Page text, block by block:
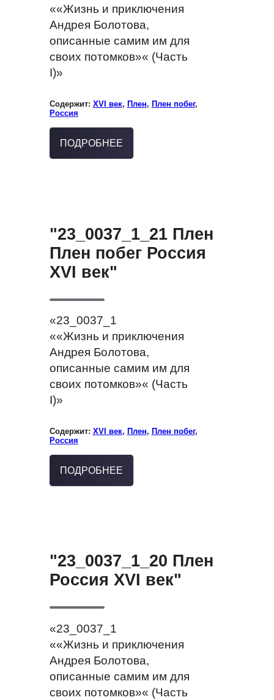
««Жизнь и приключения
Андрея Болотова,
описанные самим им для
своих потомков»« (Часть
I)»
Содержит: XVI век, Плен, Плен побег,
Россия
ПОДРОБНЕЕ
"23_0037_1_21 Плен
Плен побег Россия
XVI век"
«23_0037_1
««Жизнь и приключения
Андрея Болотова,
описанные самим им для
своих потомков»« (Часть
I)»
Содержит: XVI век, Плен, Плен побег,
Россия
ПОДРОБНЕЕ
"23_0037_1_20 Плен
Россия XVI век"
«23_0037_1
««Жизнь и приключения
Андрея Болотова,
описанные самим им для
своих потомков»« (Часть